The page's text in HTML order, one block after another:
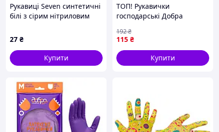
Рукавиці Seven синтетичні
білі з сірим нітриловим
(12/300)
27 ₴
Купити
ТОП! Рукавички
господарські Добра
сині L 10 шт.
(4820086522335) - (gHome)
115 ₴
192₴
Купити